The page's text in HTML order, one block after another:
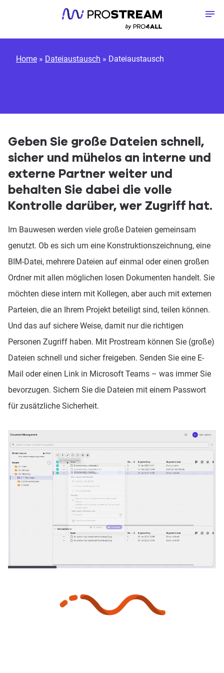
Plattform
Home » Dateiaustausch » Dateiaustausch
Geben Sie große Dateien schnell,
sicher und mühelos an interne und
externe Partner weiter und
behalten Sie dabei die volle
Kontrolle darüber, wer Zugriff hat.
Im Bauwesen werden viele große Dateien gemeinsam
genutzt. Ob es sich um eine Konstruktionszeichnung, eine
BIM-Datei, mehrere Dateien auf einmal oder einen großen
Ordner mit allen möglichen losen Dokumenten handelt. Sie
möchten diese intern mit Kollegen, aber auch mit externen
Parteien, die an Ihrem Projekt beteiligt sind, teilen können.
Und das auf sichere Weise, damit nur die richtigen
Personen Zugriff haben. Mit Prostream können Sie (große)
Dateien schnell und sicher freigeben. Senden Sie eine E-
Mail oder einen Link in Microsoft Teams – was immer Sie
bevorzugen. Sichern Sie die Dateien mit einem Passwort
für zusätzliche Sicherheit.